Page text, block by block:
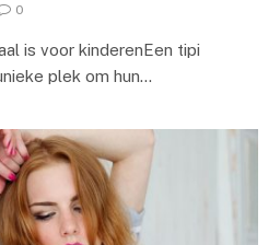
0
is voor kinderenEen tipi
plek om hun…